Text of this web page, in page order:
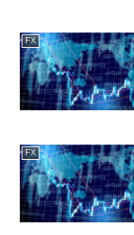
FX
FX